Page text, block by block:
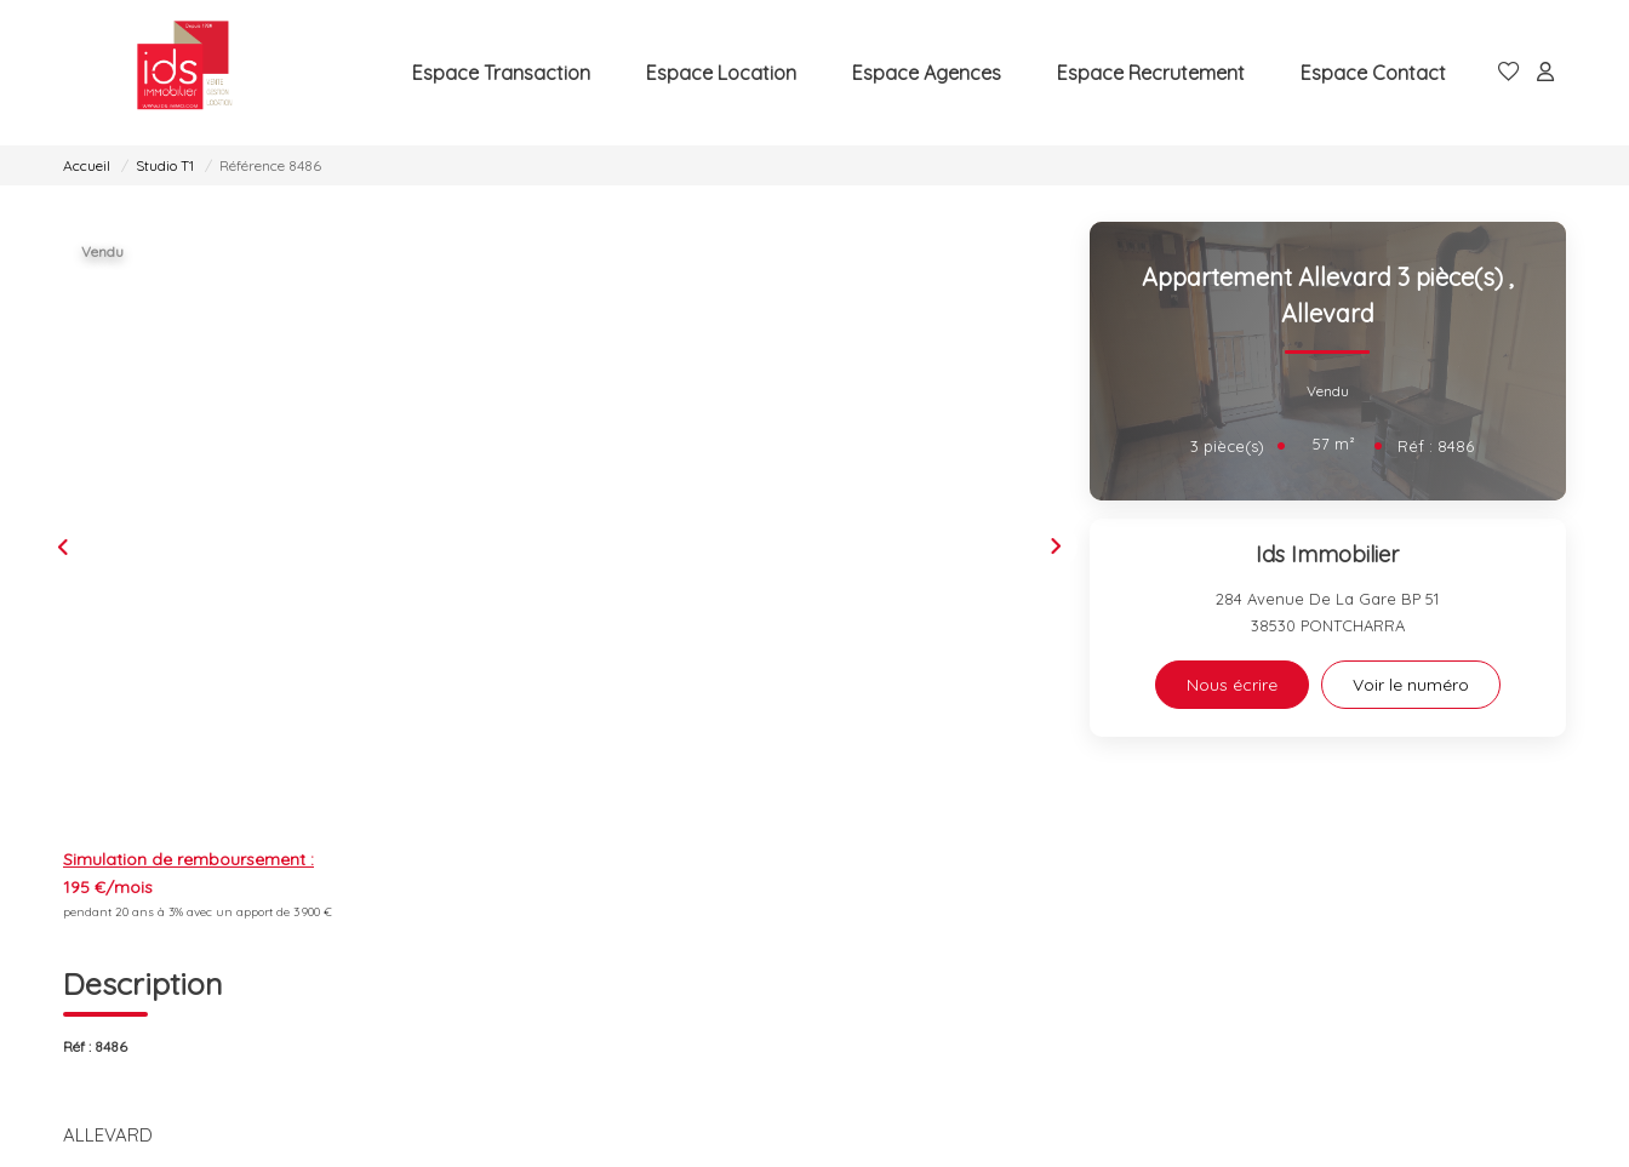
Espace Transaction Espace Location Espace Agences Espace Recrutement Espace Contact
Accueil Studio T1 Référence 8486
Vendu
Simulation de remboursement :
195 €/mois
pendant 20 ans à 3% avec un apport de 3 900 €
Description
Réf : 8486
ALLEVARD
Appartement Allevard 3 pièce(s) ,
Allevard
Vendu
3 pièce(s) 57 m² Réf : 8486
Ids Immobilier
284 Avenue De La Gare BP 51
38530 PONTCHARRA
Nous écrire Voir le numéro